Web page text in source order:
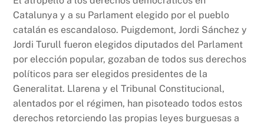
Catalunya y a su Parlament elegido por el pueblo
catalán es escandaloso. Puigdemont, Jordi Sánchez y
Jordi Turull fueron elegidos diputados del Parlament
por elección popular, gozaban de todos sus derechos
políticos para ser elegidos presidentes de la
Generalitat. Llarena y el Tribunal Constitucional,
alentados por el régimen, han pisoteado todos estos
derechos retorciendo las propias leyes burguesas a